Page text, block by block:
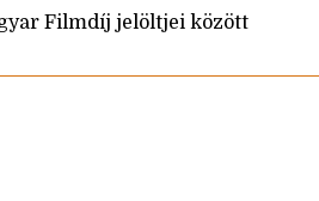
Filmdíj jelöltjei között